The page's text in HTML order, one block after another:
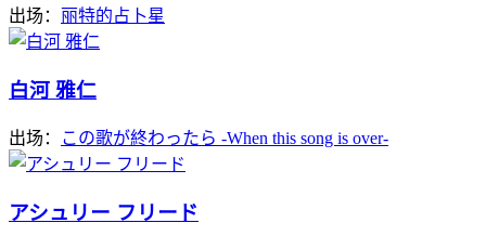
出场： 丽特的占卜星
白河 雅仁
出场： この歌が終わったら -When this song is over-
アシュリー フリード